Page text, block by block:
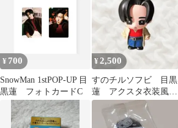
¥ 700
SnowMan 1stPOP-UP 目
黒蓮 フォトカードC
¥2,500
すのチルソフビ 目黒
蓮 アクスタ衣装風
SnowMan